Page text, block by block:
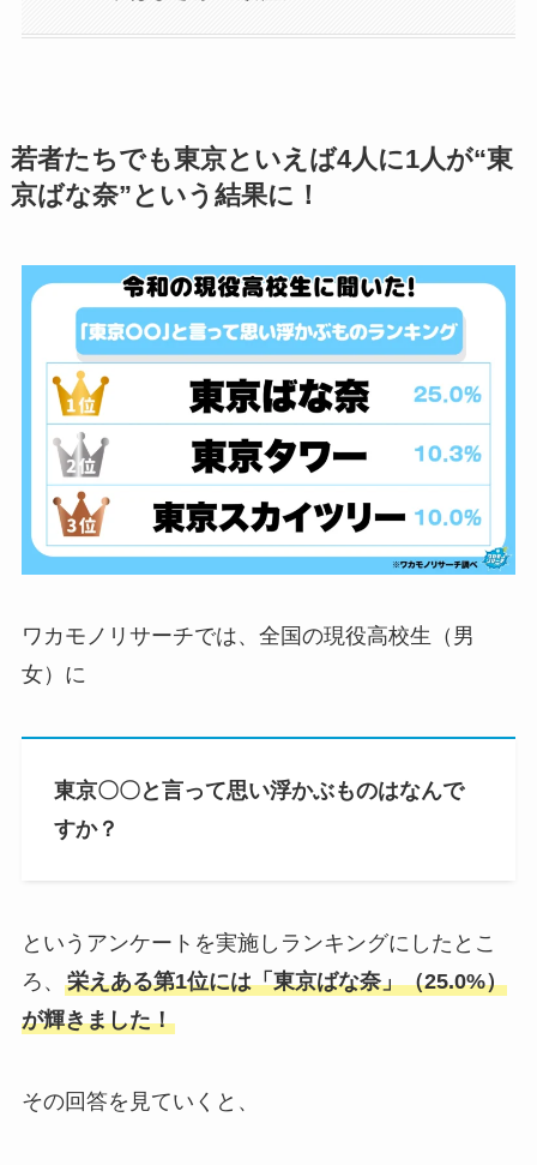
若者たちでも東京といえば4人に1人が“東
京ばな奈”という結果に！
ワカモノリサーチでは、全国の現役高校生（男
女）に
東京〇〇と言って思い浮かぶものはなんで
すか？
というアンケートを実施しランキングにしたとこ
ろ、 栄えある第1位には「東京ばな奈」（25.0%）
が輝きました！
その回答を見ていくと、